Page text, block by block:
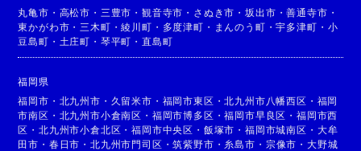
丸亀市 ・ 高松市 ・ 三豊市 ・観音寺市 ・ さぬき市 ・坂出市 ・善通寺市 ・
東かがわ市 ・ 三木町 ・綾川町 ・ 多度津町 ・ まんのう町 ・宇多津町 ・ 小
豆島町 ・ 土庄町 ・ 琴平町 ・直島町
福岡県
福岡市 ・ 北九州市 ・ 久留米市 ・ 福岡市東区 ・北九州市八幡西区 ・ 福岡
市南区 ・ 北九州市小倉南区 ・ 福岡市博多区 ・福岡市早良区 ・福岡市西
区 ・北九州市小倉北区 ・福岡市中央区 ・ 飯塚市 ・福岡市城南区 ・ 大牟
田市 ・ 春日市 ・北九州市門司区 ・筑紫野市 ・ 糸島市 ・ 宗像市 ・ 大野城